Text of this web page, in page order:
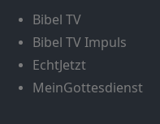
Bibel TV
Bibel TV Impuls
EchtJetzt
MeinGottesdienst